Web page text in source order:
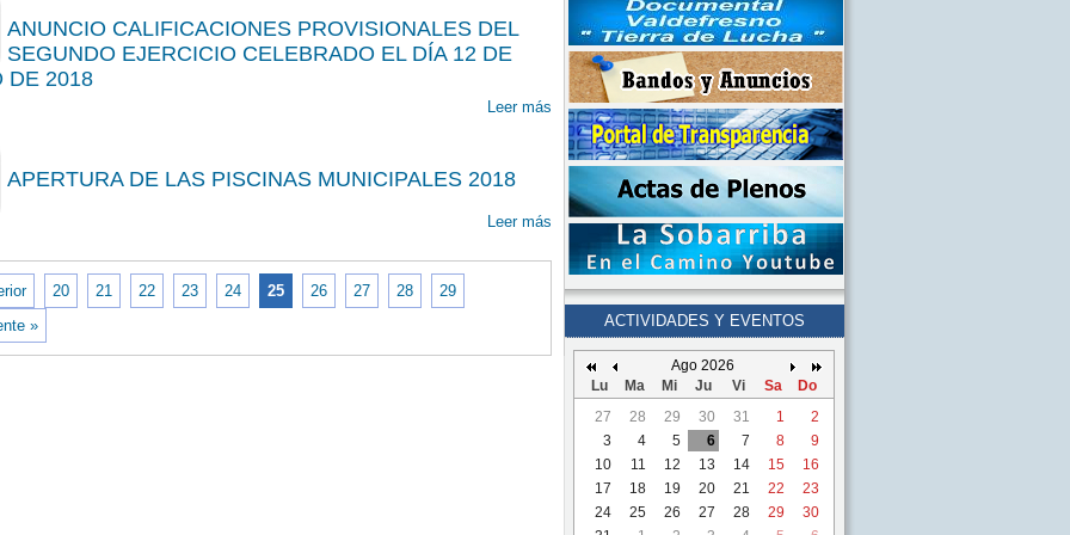
ANUNCIO CALIFICACIONES PROVISIONALES DEL
SEGUNDO EJERCICIO CELEBRADO EL DÍA 12 DE
DE 2018
Leer más
APERTURA DE LAS PISCINAS MUNICIPALES 2018
Leer más
20 21 22 23 24 25 26 27 28
29
»
ACTIVIDADES Y EVENTOS
Ago 2026
Lu
Ma Mi Ju Vi Sa
Do
27
28 29 30 31 1
2
3
4 5 6 7 8
9
10
11 12 13 14 15
16
17
18 19 20 21 22
23
24
25 26 27 28 29
30